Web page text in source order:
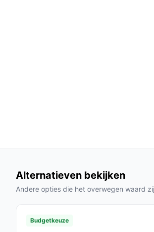
Sluit de deken eenvoudig
behoefte aan warmte.
Specificaties in
Gemaakt
Met een
Alternatieven bekijken
Andere opties die het overwegen waard
Budgetkeuze